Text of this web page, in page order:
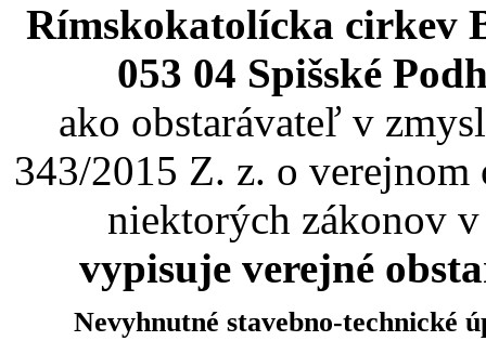
Rímskokatolícka cirkev
053 04 Spišské
ako obstarávateľ v
343/2015 Z. z. o verejnom
niektorých zákonov
vypisuje verejné
Nevyhnutné stavebno-technické